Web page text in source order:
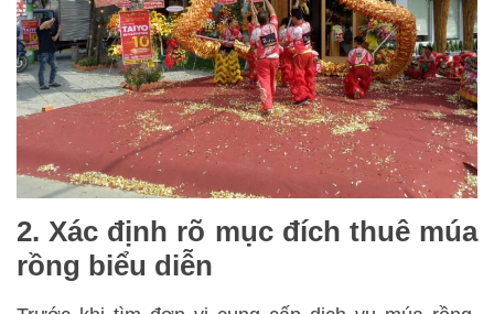
2. Xác định rõ mục đích thuê múa
rồng biểu diễn